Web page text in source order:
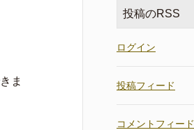
ま
投稿のRSS
ログイン
投稿フィード
コメントフィード